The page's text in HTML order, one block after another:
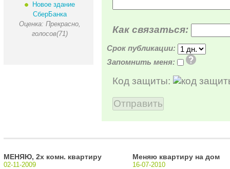
Новое здание
СберБанка
Оценка: Прекрасно,
голосов(71)
Как связаться:
Срок публикации:
Запомнить меня:
Код защиты:
МЕНЯЮ, 2х комн. квартиру
02-11-2009
Меняю квартиру на дом
16-07-2010